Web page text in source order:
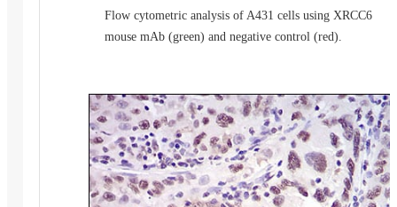
Flow cytometric analysis of A431 cells using XRCC6
mouse mAb (green) and negative control (red).